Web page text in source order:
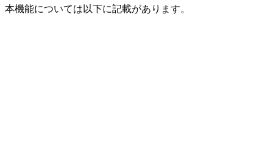
本機能については以下に記載があります。